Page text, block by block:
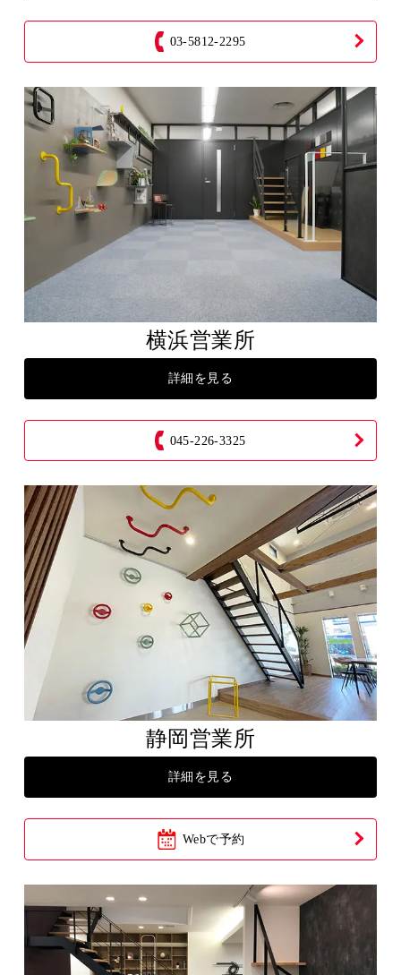
03-5812-2295
横浜営業所
詳細を見る
045-226-3325
静岡営業所
詳細を見る
Webで予約